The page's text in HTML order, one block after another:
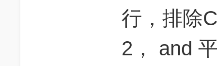
行，排除
2， and